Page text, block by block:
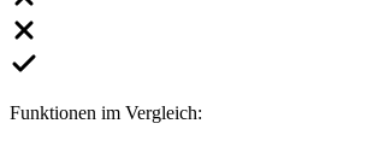
Funktionen im Vergleich: